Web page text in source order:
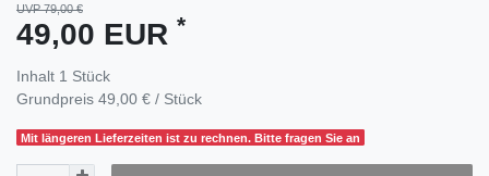
UVP 79,00 €
49,00 EUR *
Inhalt 1 Stück
Grundpreis 49,00 € / Stück
Mit längeren Lieferzeiten ist zu rechnen. Bitte fragen Sie an